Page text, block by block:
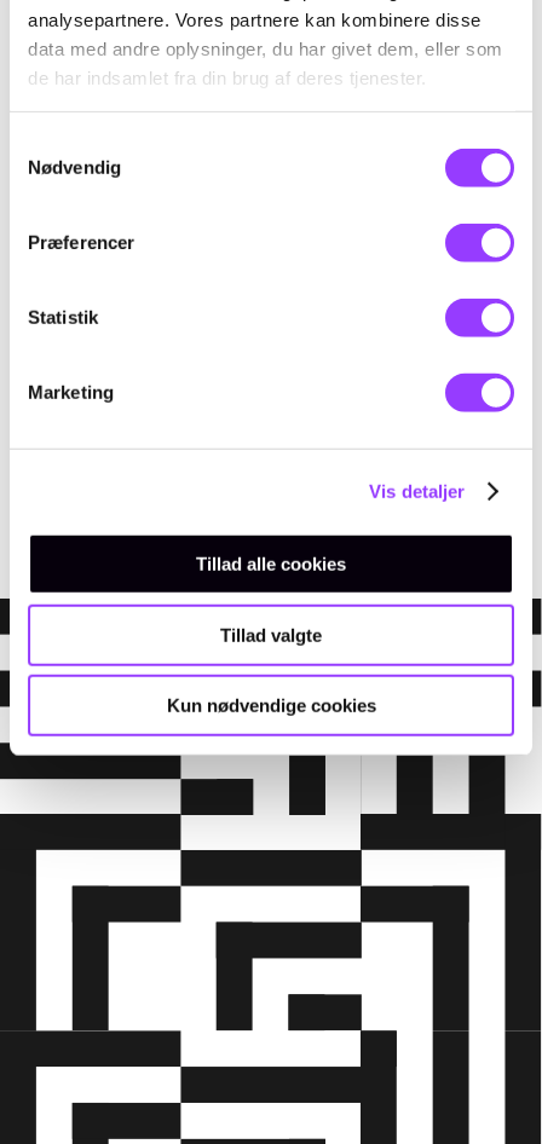
analysepartnere. Vores partnere kan kombinere disse
data med andre oplysninger, du har givet dem, eller som
de har indsamlet fra din brug af deres tjenester.
Nødvendig
Præferencer
Statistik
Marketing
Vis detaljer
Tillad alle cookies
Tillad valgte
Kun nødvendige cookies
KONTAKT
Kursus-
amukursus@tec.dk